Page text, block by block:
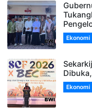
Ekonomi
Ekonomi